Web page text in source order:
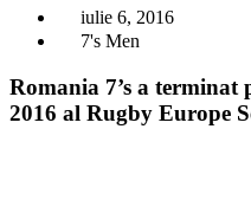
iulie 6, 2016
7's Men
Romania 7’s a terminat
2016 al Rugby Europe